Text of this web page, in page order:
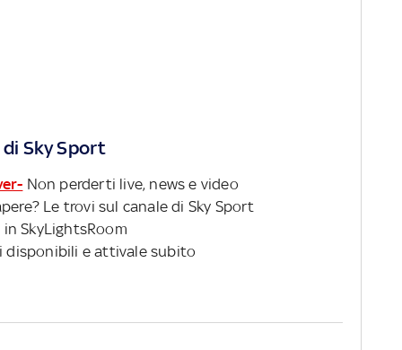
Sky Sport
Non perderti live, news e video
Le trovi sul canale di Sky Sport
SkyLightsRoom
disponibili e attivale subito